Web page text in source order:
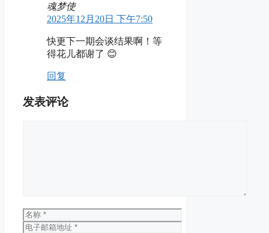
魂梦使
2025年12月20日 下午7:50
快更下一期会谈结果啊！等
得花儿都谢了 😊
回复
发表评论
名
称
电